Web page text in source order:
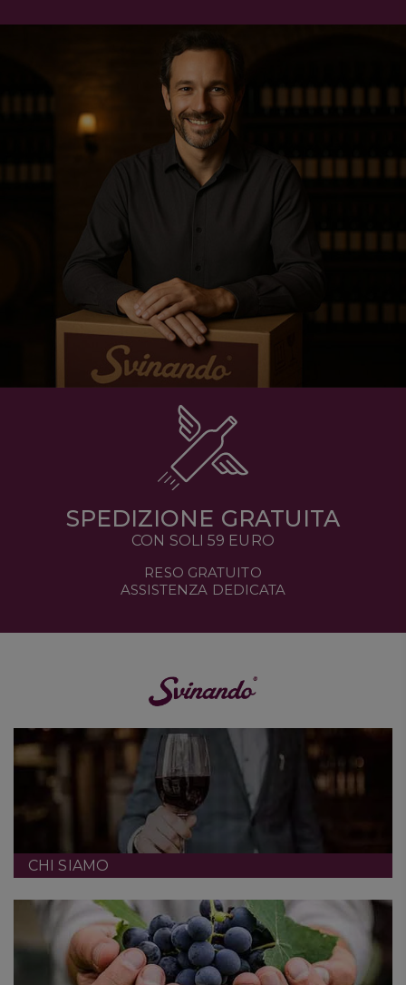
SPEDIZIONE GRATUITA
CON SOLI 59 EURO
RESO GRATUITO
ASSISTENZA DEDICATA
CHI SIAMO